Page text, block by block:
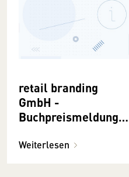
retail branding
GmbH -
Buchpreismeldunge
Weiterlesen